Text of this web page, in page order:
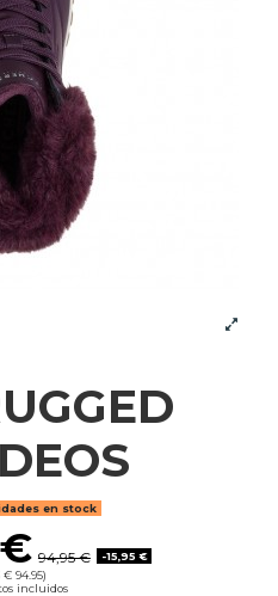
en stock
94,95 €
-15,95 €
€ 94.95)
incluidos